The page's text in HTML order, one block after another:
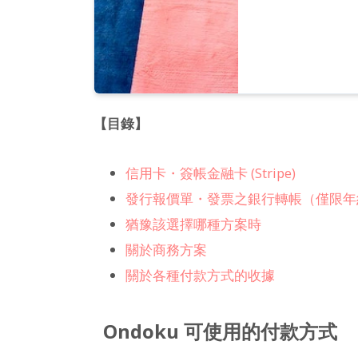
【目錄】
信用卡・簽帳金融卡 (Stripe)
發行報價單・發票之銀行轉帳（僅限
猶豫該選擇哪種方案時
關於商務方案
關於各種付款方式的收據
Ondoku 可使用的付款方式